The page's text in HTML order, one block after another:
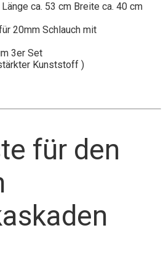
ca. 53 cm Breite ca. 40 cm
20mm Schlauch mit
3er Set
Kunststoff )
für den